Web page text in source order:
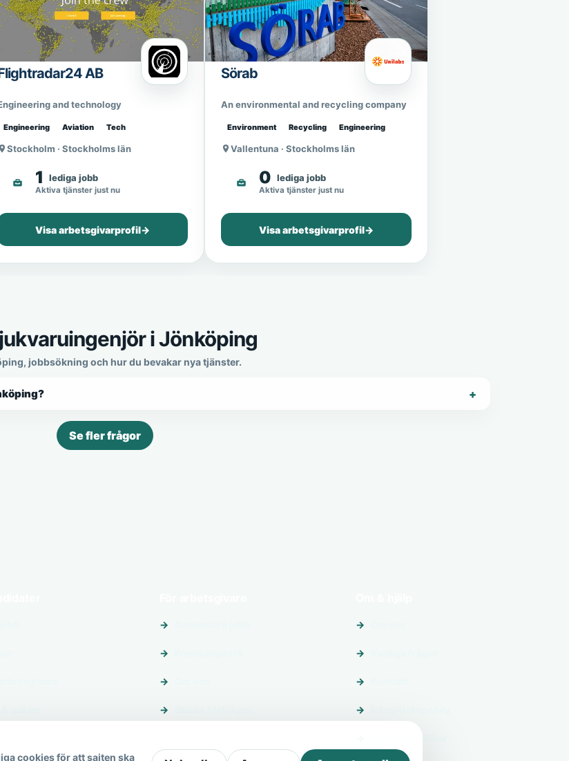
AB
and technology
Engineering Aviation Tech
Stockholm · Stockholms län
1 lediga jobb
Aktiva tjänster just nu
Visa arbetsgivarprofil→
Sörab
An environmental and recycling company
Environment Recycling Engineering
Vallentuna · Stockholms län
0 lediga jobb
Aktiva tjänster just nu
Visa arbetsgivarprofil→
i Jönköping
jobbsökning och hur du bevakar nya tjänster.
Se fler frågor
cookies för att sajten ska